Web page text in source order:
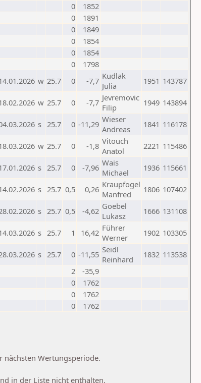
0
1852
0
1891
0
1849
0
1854
0
1854
0
1798
w 25.7 0 -7,7 Kudlak
Julia
1951 143787
w 25.7 0 -7,7 Jevremovic
Filip
1949 143894
s 25.7 0 -11,29 Wieser
Andreas
1841 116178
w 25.7 0 -1,8 Vitouch
Anatol
2221 115486
s 25.7 0 -7,96 Wais
Michael
1936 115661
s 25.7 0,5 0,26 Kraupfogel
Manfred
1806 107402
s 25.7 0,5 -4,62 Goebel
Lukasz
1666 131108
s 25.7 1 16,42 Führer
Werner
1902 103305
s 25.7 0 -11,55 Seidl
Reinhard
1832 113538
2
-35,9
0
1762
0
1762
0
1762
nächsten Wertungsperiode.
in der Liste nicht enthalten.